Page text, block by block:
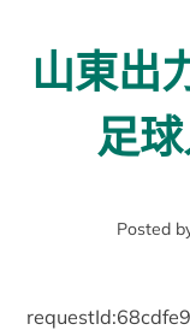
山東出
足
Posted